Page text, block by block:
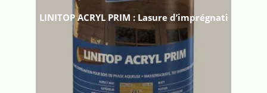
LINITOP ACRYL PRIM : Lasure d’imprégnati